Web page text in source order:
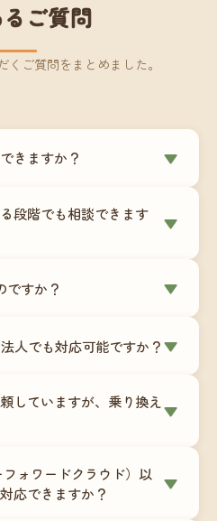
ご質問
ご質問をまとめました。
きますか？ ▼
ったオンラインでのやり取
域を問わずサポート可能で
だいています。
段階でも相談できます
▼
意しています。事業計画の段
。
ですか？ ▼
のため、決算時に追加の作
系を実現しています。年間
ので、資金繰りの見通しも
人でも対応可能ですか？▼
準や監査要件が異なるた
ります。まずはお気軽にご
していますが、乗り換え ▼
務所との連携や、過去の帳
伝いします。決算期のタイ
ォワードクラウド）以
応できますか？
▼